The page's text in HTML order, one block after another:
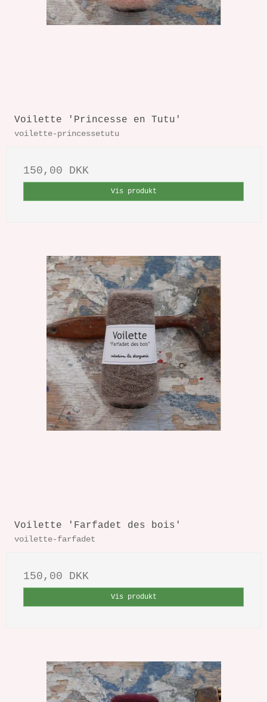
Voilette 'Princesse en Tutu'
voilette-princessetutu
150,00 DKK
Vis produkt
Voilette 'Farfadet des bois'
voilette-farfadet
150,00 DKK
Vis produkt